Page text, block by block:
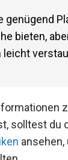
genügend
bieten,
leicht
solltest du